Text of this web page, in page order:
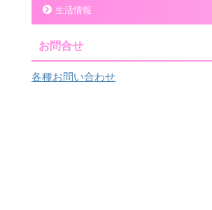
生活情報
お問合せ
各種お問い合わせ